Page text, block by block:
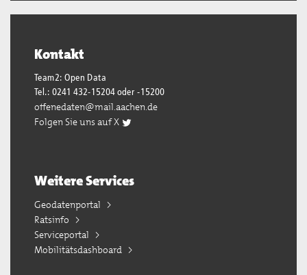
Kontakt
Team2: Open Data
Tel.: 0241 432-15204 oder -15200
offenedaten@mail.aachen.de
Folgen Sie uns auf X
Weitere Services
Geodatenportal
Ratsinfo
Serviceportal
Mobilitätsdashboard